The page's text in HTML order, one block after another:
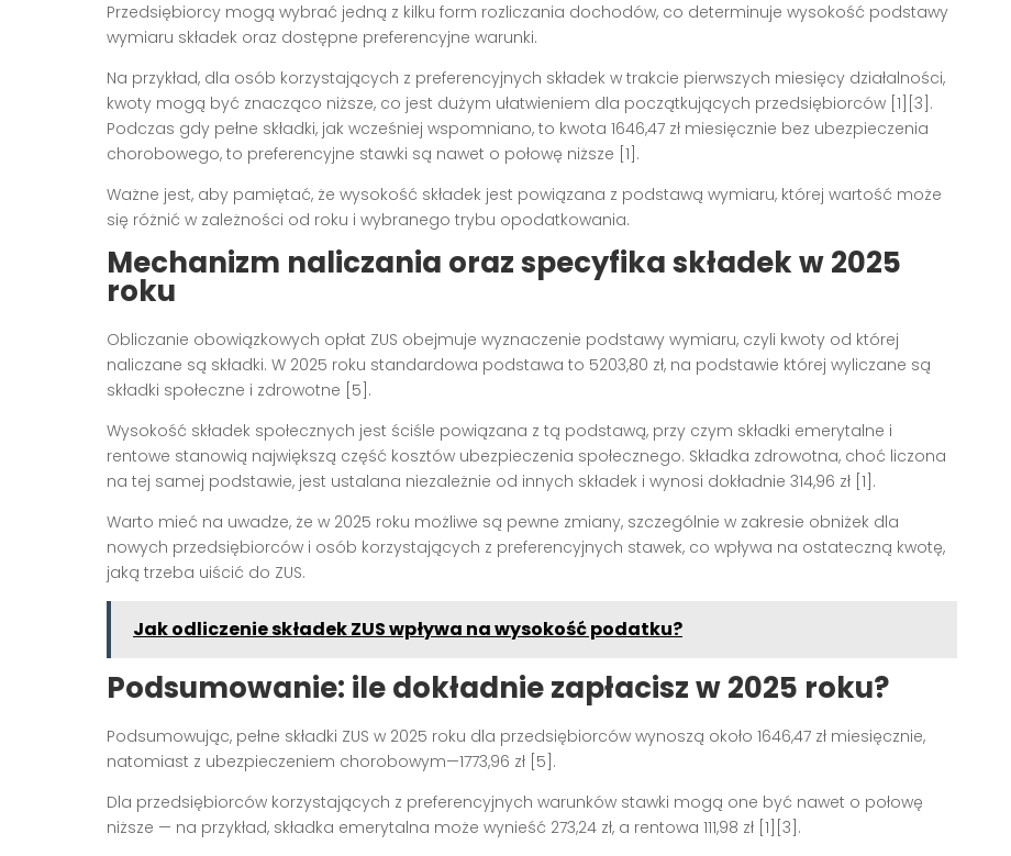
Przedsiębiorcy mogą wybrać jedną z kilku form rozliczania dochodów, co determinuje wysokość podstawy
wymiaru składek oraz dostępne preferencyjne warunki.
Na przykład, dla osób korzystających z preferencyjnych składek w trakcie pierwszych miesięcy działalności,
kwoty mogą być znacząco niższe, co jest dużym ułatwieniem dla początkujących przedsiębiorców [1][3].
Podczas gdy pełne składki, jak wcześniej wspomniano, to kwota 1646,47 zł miesięcznie bez ubezpieczenia
chorobowego, to preferencyjne stawki są nawet o połowę niższe [1].
Ważne jest, aby pamiętać, że wysokość składek jest powiązana z podstawą wymiaru, której wartość może
się różnić w zależności od roku i wybranego trybu opodatkowania.
Mechanizm naliczania oraz specyfika składek w 2025
roku
Obliczanie obowiązkowych opłat ZUS obejmuje wyznaczenie podstawy wymiaru, czyli kwoty od której
naliczane są składki. W 2025 roku standardowa podstawa to 5203,80 zł, na podstawie której wyliczane są
składki społeczne i zdrowotne [5].
Wysokość składek społecznych jest ściśle powiązana z tą podstawą, przy czym składki emerytalne i
rentowe stanowią największą część kosztów ubezpieczenia społecznego. Składka zdrowotna, choć liczona
na tej samej podstawie, jest ustalana niezależnie od innych składek i wynosi dokładnie 314,96 zł [1].
Warto mieć na uwadze, że w 2025 roku możliwe są pewne zmiany, szczególnie w zakresie obniżek dla
nowych przedsiębiorców i osób korzystających z preferencyjnych stawek, co wpływa na ostateczną kwotę,
jaką trzeba uiścić do ZUS.
Jak odliczenie składek ZUS wpływa na wysokość podatku?
Podsumowanie: ile dokładnie zapłacisz w 2025 roku?
Podsumowując, pełne składki ZUS w 2025 roku dla przedsiębiorców wynoszą około 1646,47 zł miesięcznie,
natomiast z ubezpieczeniem chorobowym—1773,96 zł [5].
Dla przedsiębiorców korzystających z preferencyjnych warunków stawki mogą one być nawet o połowę
niższe — na przykład, składka emerytalna może wynieść 273,24 zł, a rentowa 111,98 zł [1][3].